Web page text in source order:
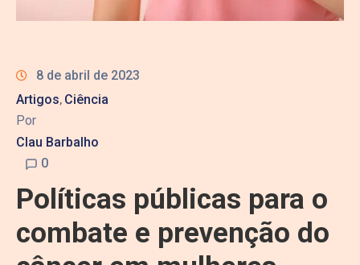
8 de abril de 2023
Artigos‚ Ciência
Por
Clau Barbalho
0
Políticas públicas para o
combate e prevenção do